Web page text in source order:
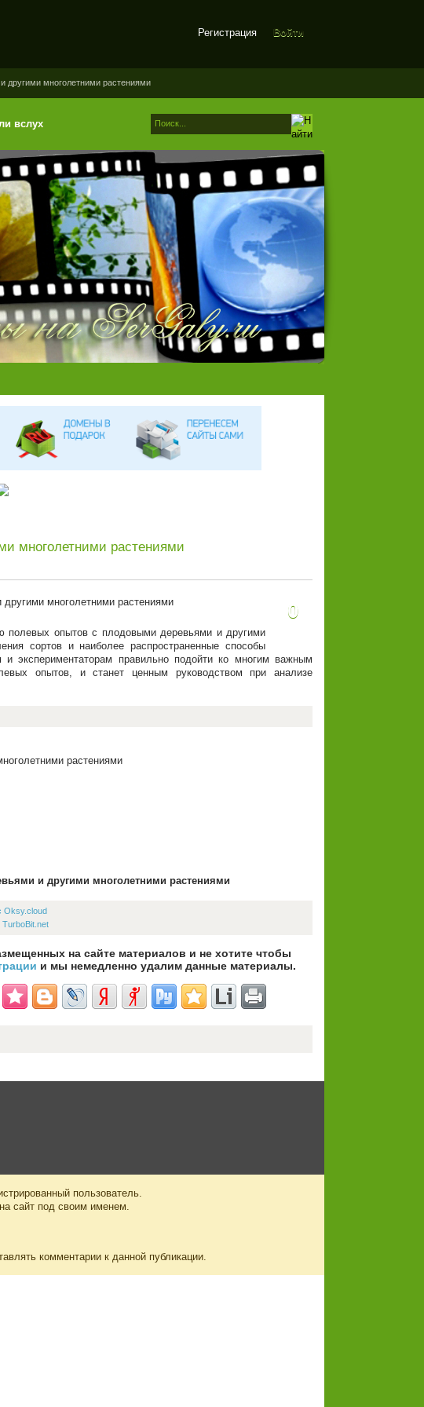
Регистрация Войти
многолетними растениями
вслух
многолетними растениями
0
полевых опытов с плодовыми деревьями и другими
сортов и наиболее распространенные способы
и экспериментаторам правильно подойти ко многим важным
опытов, и станет ценным руководством при анализе
растениями
и другими многолетними растениями
Oksy.cloud
TurboBit.net
на сайте материалов и не хотите чтобы
и мы немедленно удалим данные материалы.
пользователь.
сайт под своим именем.
комментарии к данной публикации.